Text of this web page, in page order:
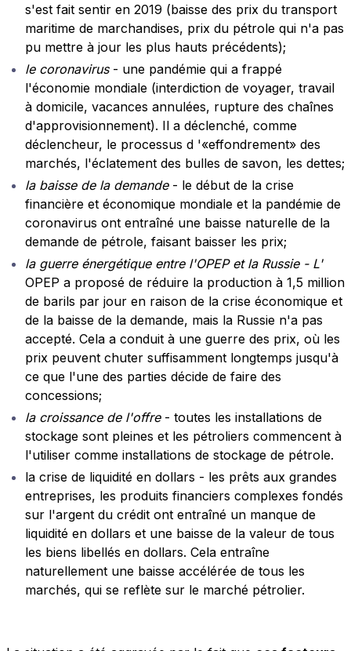
s'est fait sentir en 2019 (baisse des prix du transport
maritime de marchandises, prix du pétrole qui n'a pas
pu mettre à jour les plus hauts précédents);
le coronavirus - une pandémie qui a frappé
l'économie mondiale (interdiction de voyager, travail
à domicile, vacances annulées, rupture des chaînes
d'approvisionnement). Il a déclenché, comme
déclencheur, le processus d '«effondrement» des
marchés, l'éclatement des bulles de savon, les dettes;
la baisse de la demande - le début de la crise
financière et économique mondiale et la pandémie de
coronavirus ont entraîné une baisse naturelle de la
demande de pétrole, faisant baisser les prix;
la guerre énergétique entre l'OPEP et la Russie - L'
OPEP a proposé de réduire la production à 1,5 million
de barils par jour en raison de la crise économique et
de la baisse de la demande, mais la Russie n'a pas
accepté. Cela a conduit à une guerre des prix, où les
prix peuvent chuter suffisamment longtemps jusqu'à
ce que l'une des parties décide de faire des
concessions;
la croissance de l'offre - toutes les installations de
stockage sont pleines et les pétroliers commencent à
l'utiliser comme installations de stockage de pétrole.
la crise de liquidité en dollars - les prêts aux grandes
entreprises, les produits financiers complexes fondés
sur l'argent du crédit ont entraîné un manque de
liquidité en dollars et une baisse de la valeur de tous
les biens libellés en dollars. Cela entraîne
naturellement une baisse accélérée de tous les
marchés, qui se reflète sur le marché pétrolier.